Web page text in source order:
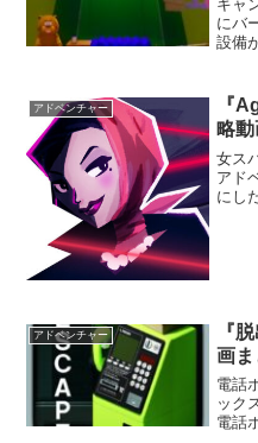
キャ
にバ
設備
り
癒し
アドベンチャー
『
略
女ス
アド
にし
アドベンチャー
『
画
電話
ック
電話